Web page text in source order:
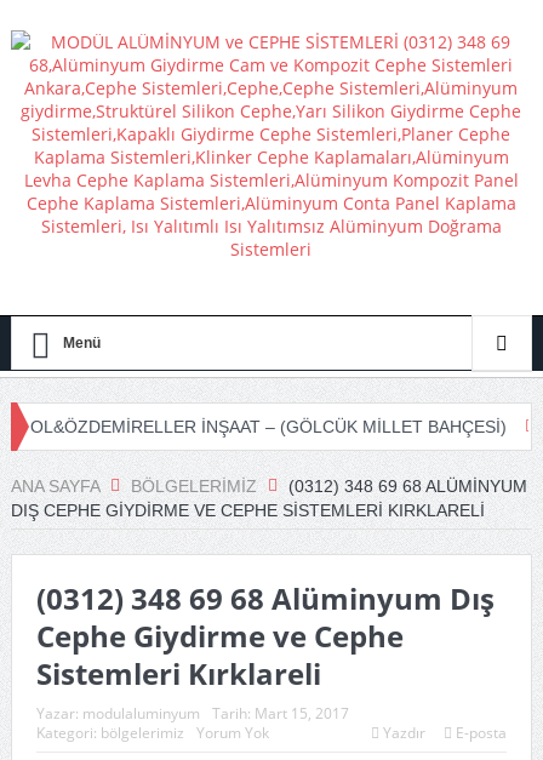
Menü
İNŞAAT – (GÖLCÜK MİLLET BAHÇESİ) ELF
ANA SAYFA BÖLGELERIMIZ
(0312) 348 69 68 ALÜMINYUM
DIŞ CEPHE GIYDIRME VE CEPHE SISTEMLERI KIRKLARELI
(0312) 348 69 68 Alüminyum Dış
Cephe Giydirme ve Cephe
Sistemleri Kırklareli
Yazar: modulaluminyum Tarih: Mart 15, 2017
Kategori: bölgelerimiz Yorum Yok Yazdır E-posta